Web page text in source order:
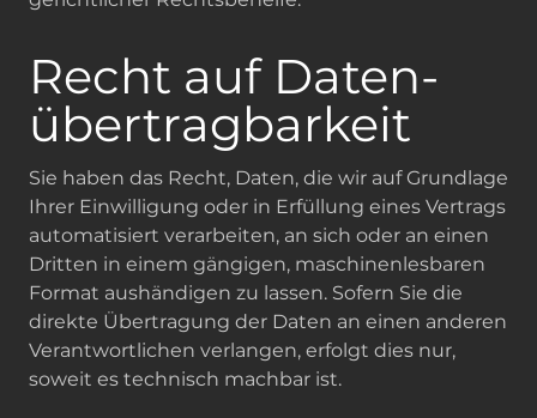
Recht auf Daten­
übertrag­barkeit
Sie haben das Recht, Daten, die wir auf Grundlage
Ihrer Einwilligung oder in Erfüllung eines Vertrags
automatisiert verarbeiten, an sich oder an einen
Dritten in einem gängigen, maschinenlesbaren
Format aushändigen zu lassen. Sofern Sie die
direkte Übertragung der Daten an einen anderen
Verantwortlichen verlangen, erfolgt dies nur,
soweit es technisch machbar ist.